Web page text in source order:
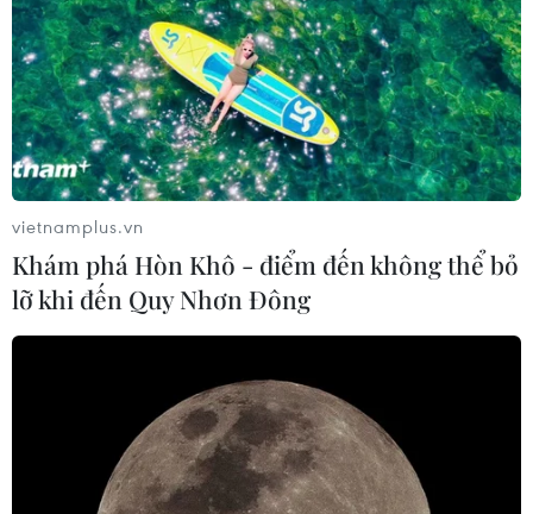
TIN LIÊN QUAN
vietnamplus.vn
Khám phá Hòn Khô - điểm đến không thể bỏ
lỡ khi đến Quy Nhơn Đông